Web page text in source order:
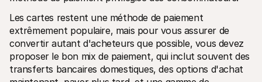
Les cartes restent une méthode de paiement
extrêmement populaire, mais pour vous assurer de
convertir autant d'acheteurs que possible, vous devez
proposer le bon mix de paiement, qui inclut souvent des
transferts bancaires domestiques, des options d'achat